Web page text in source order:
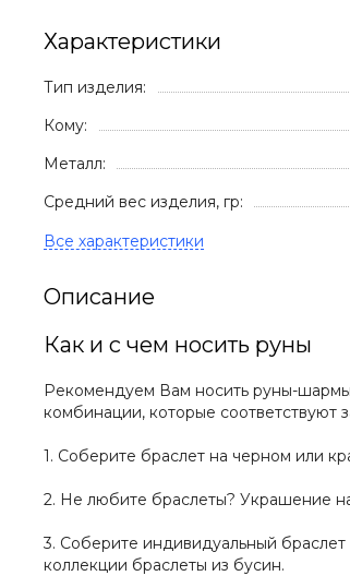
Характеристики
Тип изделия:
Кому:
Металл:
Средний вес изделия, гр:
Описание
Как и с чем носить руны
Рекомендуем Вам носить руны-шармы
комбинации, которые соответствуют
1. Соберите браслет на черном или
2. Не любите браслеты? Украшение
3. Соберите индивидуальный
коллекции браслеты из бусин.